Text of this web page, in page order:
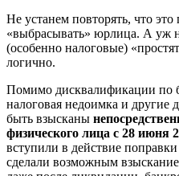
Не устанем повторять, что
«выбрасывать» юрлица. А уж
(особенно налоговые)
логично.
Помимо дисквалификации по
налоговая недоимка и другие
быть взысканы
физического лица с 28 июня
вступили в действие поправки
сделали возможным